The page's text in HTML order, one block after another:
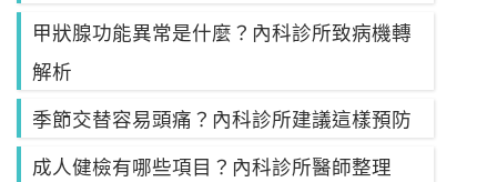
甲狀腺功能異常是什麼？內科診所致病機轉
解析
季節交替容易頭痛？內科診所建議這樣預防
成人健檢有哪些項目？內科診所醫師整理